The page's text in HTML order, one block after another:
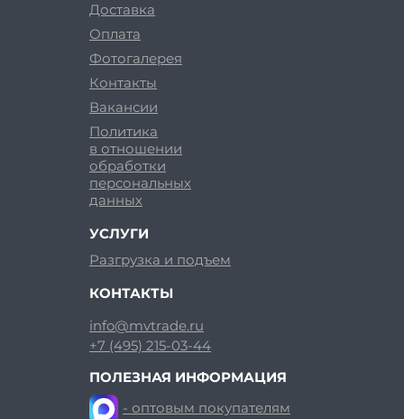
Доставка
Оплата
Фотогалерея
Контакты
Вакансии
Политика
в отношении
обработки
персональных
данных
УСЛУГИ
Разгрузка и подъем
КОНТАКТЫ
info@mvtrade.ru
+7 (495) 215-03-44
ПОЛЕЗНАЯ ИНФОРМАЦИЯ
- оптовым покупателям